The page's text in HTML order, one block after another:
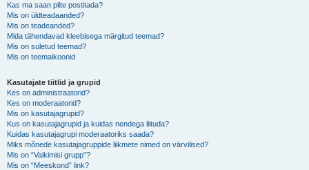
Kas ma saan pilte postitada?
Mis on üldteadaanded?
Mis on teadeanded?
Mida tähendavad kleebisega märgitud teemad?
Mis on suletud teemad?
Mis on teemaikoonid
Kasutajate tiitlid ja grupid
Kes on administraatorid?
Kes on moderaatorid?
Mis on kasutajagrupid?
Kus on kasutajagrupid ja kuidas nendega liituda?
Kuidas kasutajagrupi moderaatoriks saada?
Miks mõnede kasutajagruppide liikmete nimed on värvilised?
Mis on “Vaikimisi grupp”?
Mis on “Meeskond” link?